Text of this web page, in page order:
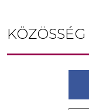
KÖZÖSSÉG